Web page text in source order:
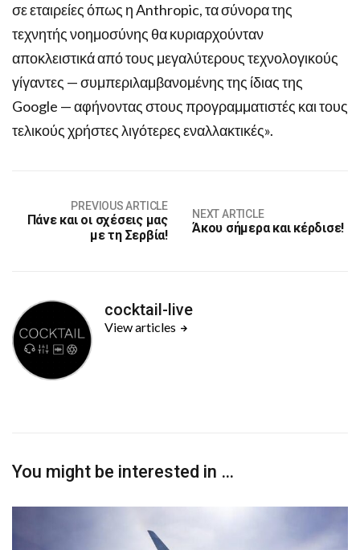
σε εταιρείες όπως η Anthropic, τα σύνορα της
τεχνητής νοημοσύνης θα κυριαρχούνταν
αποκλειστικά από τους μεγαλύτερους τεχνολογικούς
γίγαντες — συμπεριλαμβανομένης της ίδιας της
Google — αφήνοντας στους προγραμματιστές και τους
τελικούς χρήστες λιγότερες εναλλακτικές».
PREVIOUS ARTICLE
Πάνε και οι σχέσεις μας
με τη Σερβία!
NEXT ARTICLE
Άκου σήμερα και κέρδισε!
cocktail-live
View articles
You might be interested in …